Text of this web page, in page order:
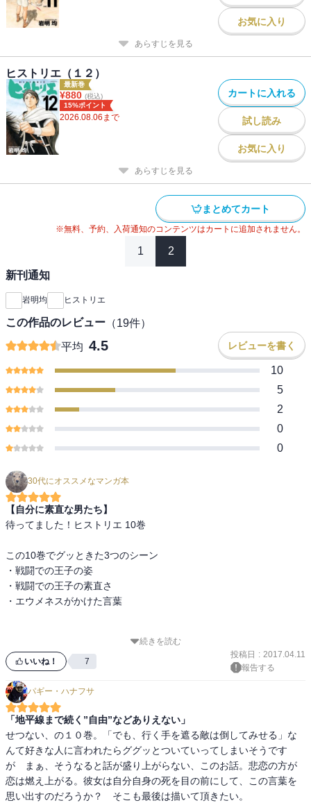
お気に入り
あらすじを見る
ヒストリエ（１２）
最新巻
¥880 (税込)
15%ポイント
2026.08.06 まで
カートに入れる
試し読み
お気に入り
あらすじを見る
まとめてカート
※無料、予約、入荷通知のコンテンツはカートに追加されません。
1 2
新刊通知
岩明均 ヒストリエ
この作品のレビュー （19件）
平均 4.5 レビューを書く
10
5
2
0
0
30代にオススメなマンガ本
【自分に素直な男たち】
待ってました！ヒストリエ 10巻
この10巻でグッときた3つのシーン
・戦闘での王子の姿
・戦闘での王子の素直さ
・エウメネスがかけた言葉
まず、王子が戦場で発した言葉
全ての事象が流動的」
「戦う我ら兵士も常に臨機応変に
対応してゆかねばならない」
上司からの指示を待っているだけだと
どうなるのか、動くことの出来ない
続きを読む
いいね！ 7
投稿日 : 2017.04.11
報告する
パギー・ハナフサ
「地平線まで続く”自由”などありえない」
せつない、の１０巻。「でも、行く手を遮る敵は倒してみせる」な
んて好きな人に言われたらググッとついていってしまいそうです
が　まぁ、そうなると話が盛り上がらない、このお話。悲恋の方が
恋は燃え上がる。彼女は自分自身の死を目の前にして、この言葉を
思い出すのだろうか？　そこも最後は描いて頂きたい。